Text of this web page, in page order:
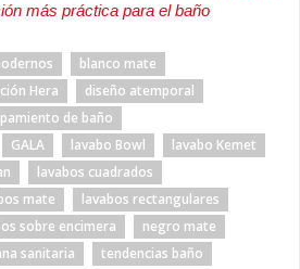
más práctica para el baño
blanco mate
Hera
diseño atemporal
de baño
GALA lavabo Bowl
lavabo Kemet
lavabos cuadrados
mate
lavabos rectangulares
sobre encimera
negro mate
sanitaria tendencias baño